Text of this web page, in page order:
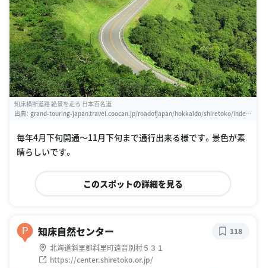
知床横断道路 絶景を走る 日本百名道
出典： grand-touring-japan.travel.coocan.jp/roadofjapan/hokkaido/shiretoko/index.
毎年4月下旬開通〜11月下旬まで通行出来る様です。景色が素
晴らしいです。
このスポットの詳細を見る
P 知床自然センター
北海道斜里郡斜里町遠音別村５３１
https://center.shiretoko.or.jp/
118